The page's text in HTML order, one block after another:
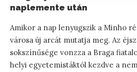
naplemente után
Amikor a nap lenyugszik a Minho
városa új arcát mutatja meg. Az
sokszínűsége vonzza a Braga
helyi egyetemistáktól kezdve a